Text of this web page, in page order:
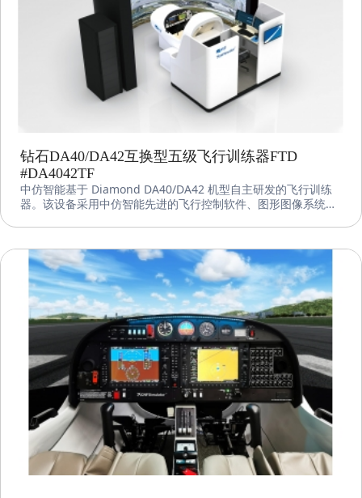
钻石DA40/DA42互换型五级飞行训练器FTD
#DA4042TF
中仿智能基于 Diamond DA40/DA42 机型自主研发的飞行训练
器。该设备采用中仿智能先进的飞行控制软件、图形图像系统和
EASA FNPT II 标准，且可进行DA40和DA42机型的快速切换。